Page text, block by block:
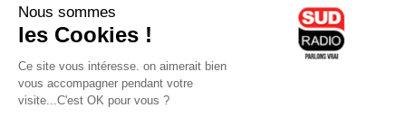
lyoncapitale.fr
olympique-et-lyonnais.com
L'application Iphone / Android
Téléchargez l'application